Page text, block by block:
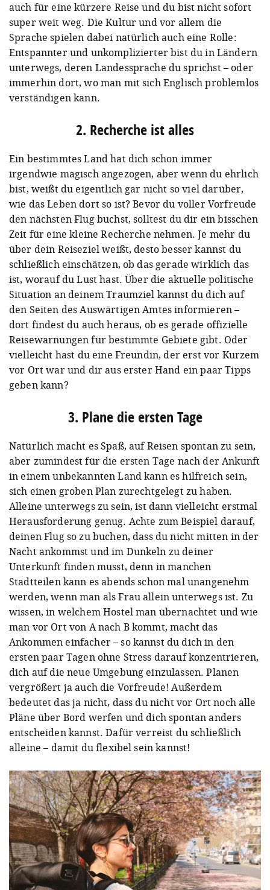
auch für eine kürzere Reise und du bist nicht sofort
super weit weg. Die Kultur und vor allem die
Sprache spielen dabei natürlich auch eine Rolle:
Entspannter und unkomplizierter bist du in Ländern
unterwegs, deren Landessprache du sprichst – oder
immerhin dort, wo man mit sich Englisch problemlos
verständigen kann.
2. Recherche ist alles
Ein bestimmtes Land hat dich schon immer
irgendwie magisch angezogen, aber wenn du ehrlich
bist, weißt du eigentlich gar nicht so viel darüber,
wie das Leben dort so ist? Bevor du voller Vorfreude
den nächsten Flug buchst, solltest du dir ein bisschen
Zeit für eine kleine Recherche nehmen. Je mehr du
über dein Reiseziel weißt, desto besser kannst du
schließlich einschätzen, ob das gerade wirklich das
ist, worauf du Lust hast. Über die aktuelle politische
Situation an deinem Traumziel kannst du dich auf
den Seiten des Auswärtigen Amtes informieren –
dort findest du auch heraus, ob es gerade offizielle
Reisewarnungen für bestimmte Gebiete gibt. Oder
vielleicht hast du eine Freundin, der erst vor Kurzem
vor Ort war und dir aus erster Hand ein paar Tipps
geben kann?
3. Plane die ersten Tage
Natürlich macht es Spaß, auf Reisen spontan zu sein,
aber zumindest für die ersten Tage nach der Ankunft
in einem unbekannten Land kann es hilfreich sein,
sich einen groben Plan zurechtgelegt zu haben.
Alleine unterwegs zu sein, ist dann vielleicht erstmal
Herausforderung genug. Achte zum Beispiel darauf,
deinen Flug so zu buchen, dass du nicht mitten in der
Nacht ankommst und im Dunkeln zu deiner
Unterkunft finden musst, denn in manchen
Stadtteilen kann es abends schon mal unangenehm
werden, wenn man als Frau allein unterwegs ist. Zu
wissen, in welchem Hostel man übernachtet und wie
man vor Ort von A nach B kommt, macht das
Ankommen einfacher – so kannst du dich in den
ersten paar Tagen ohne Stress darauf konzentrieren,
dich auf die neue Umgebung einzulassen. Planen
vergrößert ja auch die Vorfreude! Außerdem
bedeutet das ja nicht, dass du nicht vor Ort noch alle
Pläne über Bord werfen und dich spontan anders
entscheiden kannst. Dafür verreist du schließlich
alleine – damit du flexibel sein kannst!